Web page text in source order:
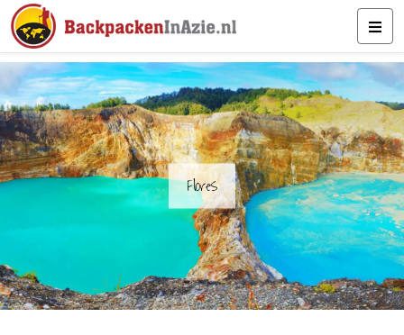
Flores